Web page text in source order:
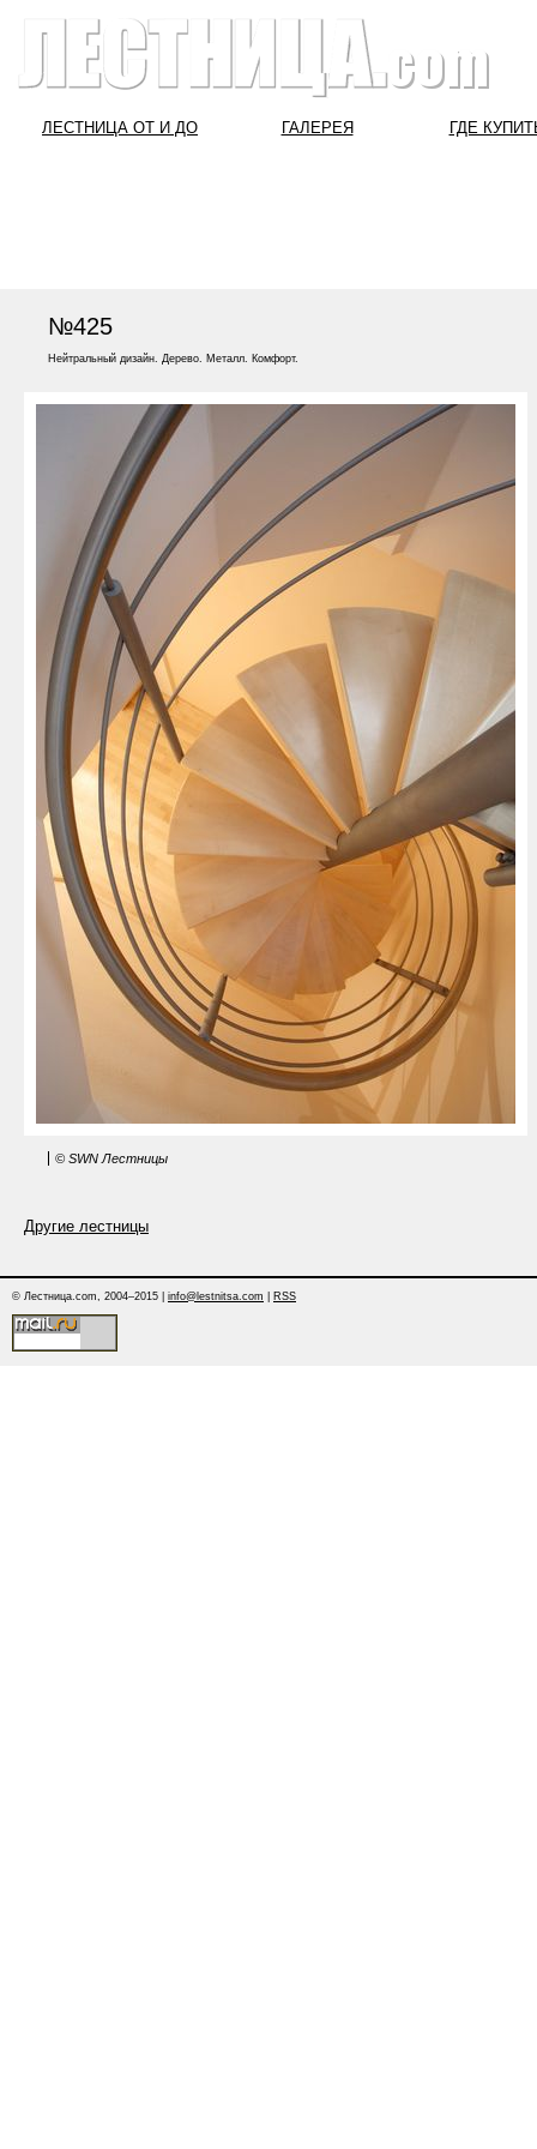
ЛЕСТНИЦА ОТ И ДО ГАЛЕРЕЯ ГДЕ
№425
Нейтральный дизайн. Дерево. Металл. Комфорт.
© SWN Лестницы
Другие лестницы
© Лестница.com, 2004–2015 | info@lestnitsa.com RSS